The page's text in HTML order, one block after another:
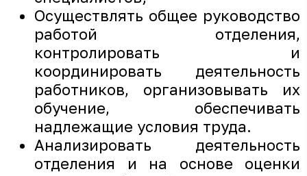
Осуществлять общее руководство
работой отделения,
контролировать и
координировать деятельность
работников, организовывать их
обучение, обеспечивать
надлежащие условия труда.
Анализировать деятельность
отделения и на основе оценки